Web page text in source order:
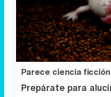
Parece ciencia ficción
Prepárate para